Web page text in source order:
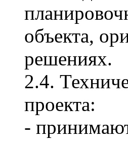
объекта,
решениях.
2.4.
проекта:
-